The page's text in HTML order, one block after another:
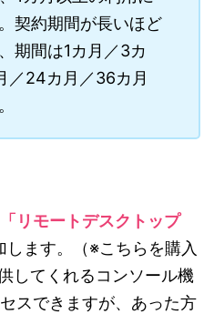
契約期間が長いほど
期間は1カ月／3カ
／24カ月／36カ月
「リモートデスクトップ
します。（※こちらを購入
してくれるコンソール機
スできますが、あった方